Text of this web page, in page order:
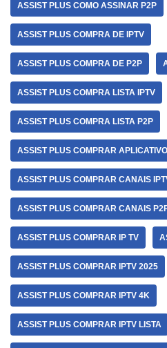
ASSIST PLUS COMO ASSINAR P2P
ASSIST PLUS COMPRA DE IPTV
ASSIST PLUS COMPRA DE P2P
ASSIST PLUS COMPRA LISTA IPTV
ASSIST PLUS COMPRA LISTA P2P
ASSIST PLUS COMPRAR
ASSIST PLUS COMPRAR CANAIS
ASSIST PLUS COMPRAR CANAIS
ASSIST PLUS COMPRAR IP TV
ASSIST PLUS COMPRAR IPTV 2025
ASSIST PLUS COMPRAR IPTV 4K
ASSIST PLUS COMPRAR IPTV LISTA